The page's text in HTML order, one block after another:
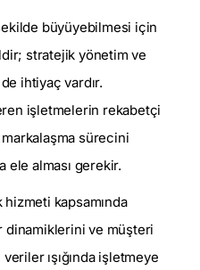
büyüyebilmesi için
stratejik yönetim ve
ihtiyaç vardır.
işletmelerin rekabetçi
sürecini
ele alması gerekir.
hizmeti kapsamında
dinamiklerini ve müşteri
ışığında işletmeye